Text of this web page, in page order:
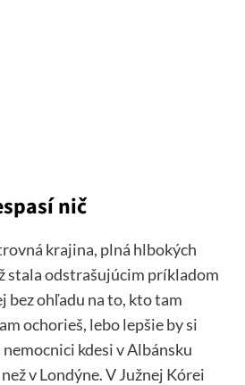
nič
krajina, plná hlbokých
stala odstrašujúcim príkladom
bez ohľadu na to, kto tam
ochorieš, lebo lepšie by si
kdesi v Albánsku
v Londýne. V Južnej Kórei